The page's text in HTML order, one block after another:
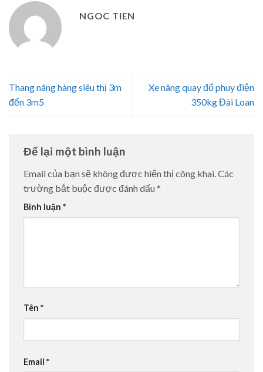
NGOC TIEN
Thang nâng hàng siêu thị 3m
đến 3m5
Xe nâng quay đổ phuy điện
350kg Đài Loan
Để lại một bình luận
Email của bạn sẽ không được hiển thị công khai.Các
trường bắt buộc được đánh dấu *
Bình luận *
Tên *
Email *